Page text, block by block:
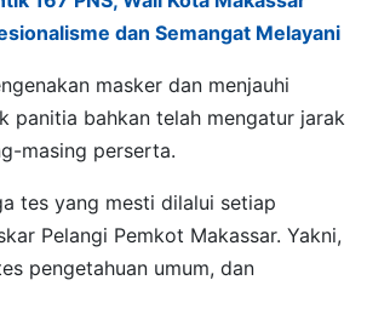
dan Semangat Melayani
masker dan menjauhi
panitia bahkan telah mengatur jarak
masing perserta.
tes yang mesti dilalui setiap
Pelangi Pemkot Makassar. Yakni,
pengetahuan umum, dan